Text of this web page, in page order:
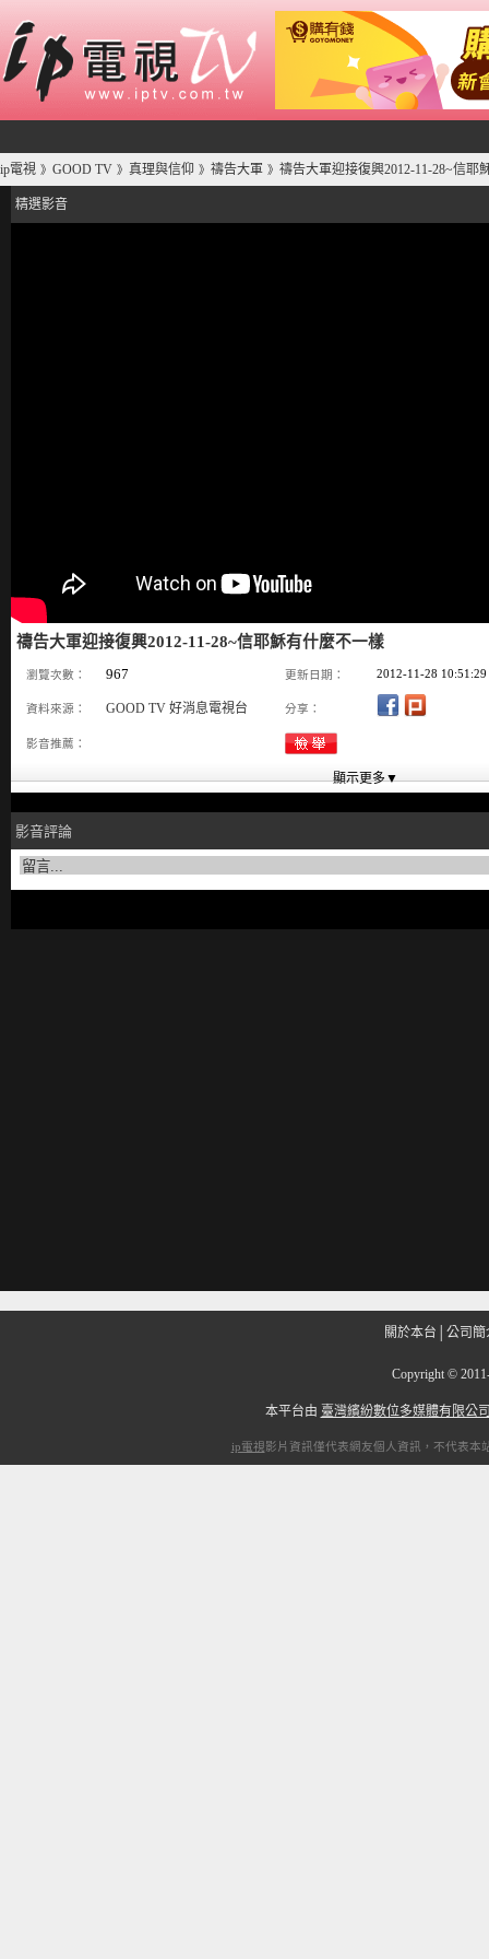
ip電視 》 GOOD TV 》 真理與信仰 》 禱告大軍 》 禱告大軍迎接復興2012-11-28~信耶
精選影音
禱告大軍迎接復興2012-11-28~信耶穌有什麼不一樣
瀏覽次數： 967 更新日期： 2012-11-28 10:51:29
資料來源： GOOD TV 好消息電視台 分享：
影音推薦：
影音評論
關於本台 公司簡
Copyright ©
本平台由 臺灣繽紛數位多媒體有限公
ip電視影片資訊僅代表網友個人資訊，不代表本